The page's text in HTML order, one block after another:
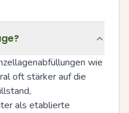
wie
oft stärker auf die
als etablierte